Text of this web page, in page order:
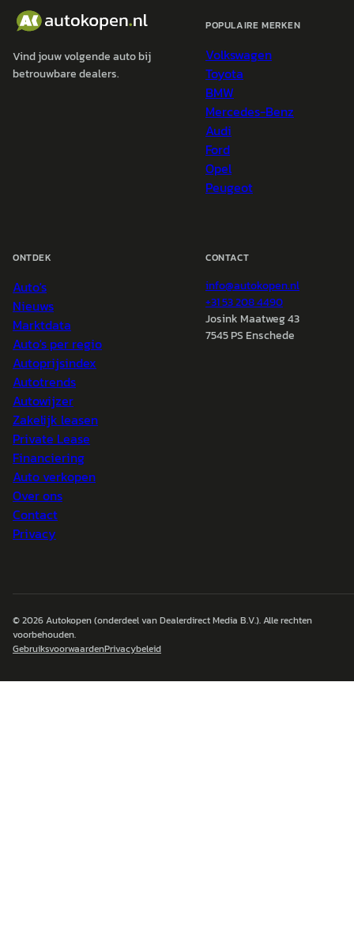
Vind jouw volgende auto bij
betrouwbare dealers.
POPULAIRE MERKEN
Volkswagen
Toyota
BMW
Mercedes-Benz
Audi
Ford
Opel
Peugeot
ONTDEK
Auto's
Nieuws
Marktdata
Auto's per regio
Autoprijsindex
Autotrends
Autowijzer
Zakelijk leasen
Private Lease
Financiering
Auto verkopen
Over ons
Contact
Privacy
CONTACT
info@autokopen.nl
+31 53 208 4490
Josink Maatweg 43
7545 PS Enschede
© 2026Autokopen(onderdeel van Dealerdirect Media B.V.). Alle rechten
voorbehouden.
GebruiksvoorwaardenPrivacybeleid